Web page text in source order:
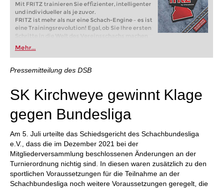
Mit FRITZ trainieren Sie effizienter, intelligenter
und individueller als je zuvor.
FRITZ ist mehr als nur eine Schach-Engine – es ist
eine Trainingsrevolution! Egal, ob Sie Ihre ersten
Schritte in die Welt des Vereinsschachs machen
oder bereits auf Turnierniveau spielen: Mit
FRITZ trainieren Sie effizienter, intelligenter und
individueller als je zuvor.
Mehr...
Pressemitteilung des DSB
SK Kirchweye gewinnt Klage
gegen Bundesliga
Am 5. Juli urteilte das Schiedsgericht des Schachbundesliga
e.V., dass die im Dezember 2021 bei der
Mitgliederversammlung beschlossenen Änderungen an der
Turnierordnung nichtig sind. In diesen waren zusätzlich zu den
sportlichen Voraussetzungen für die Teilnahme an der
Schachbundesliga noch weitere Voraussetzungen geregelt, die